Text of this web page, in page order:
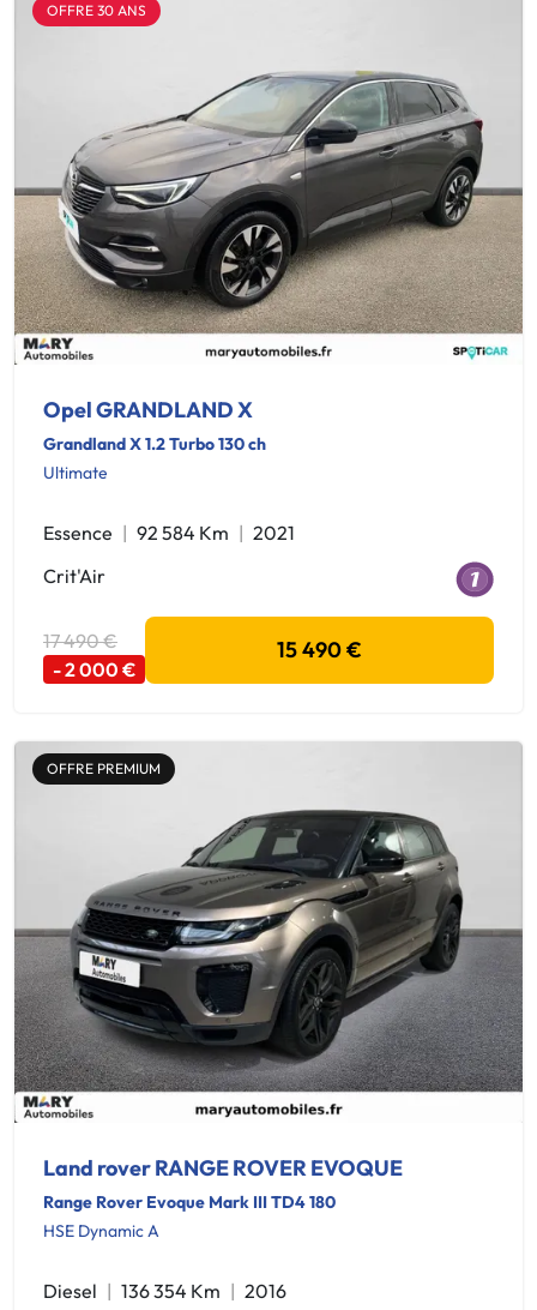
OFFRE 30 ANS
Opel GRANDLAND X
Grandland X 1.2 Turbo 130 ch
Ultimate
Essence 92 584 Km
2021
Crit'Air
17 490 €
- 2 000 €
15 490 €
OFFRE PREMIUM
Land rover RANGE ROVER EVOQUE
Range Rover Evoque Mark III TD4 180
HSE Dynamic A
Diesel 136 354 Km
2016